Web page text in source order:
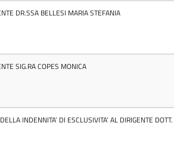
DR.SSA BELLESI MARIA STEFANIA
SIG.RA COPES MONICA
INDENNITA’ DI ESCLUSIVITA’ AL DIRIGENTE